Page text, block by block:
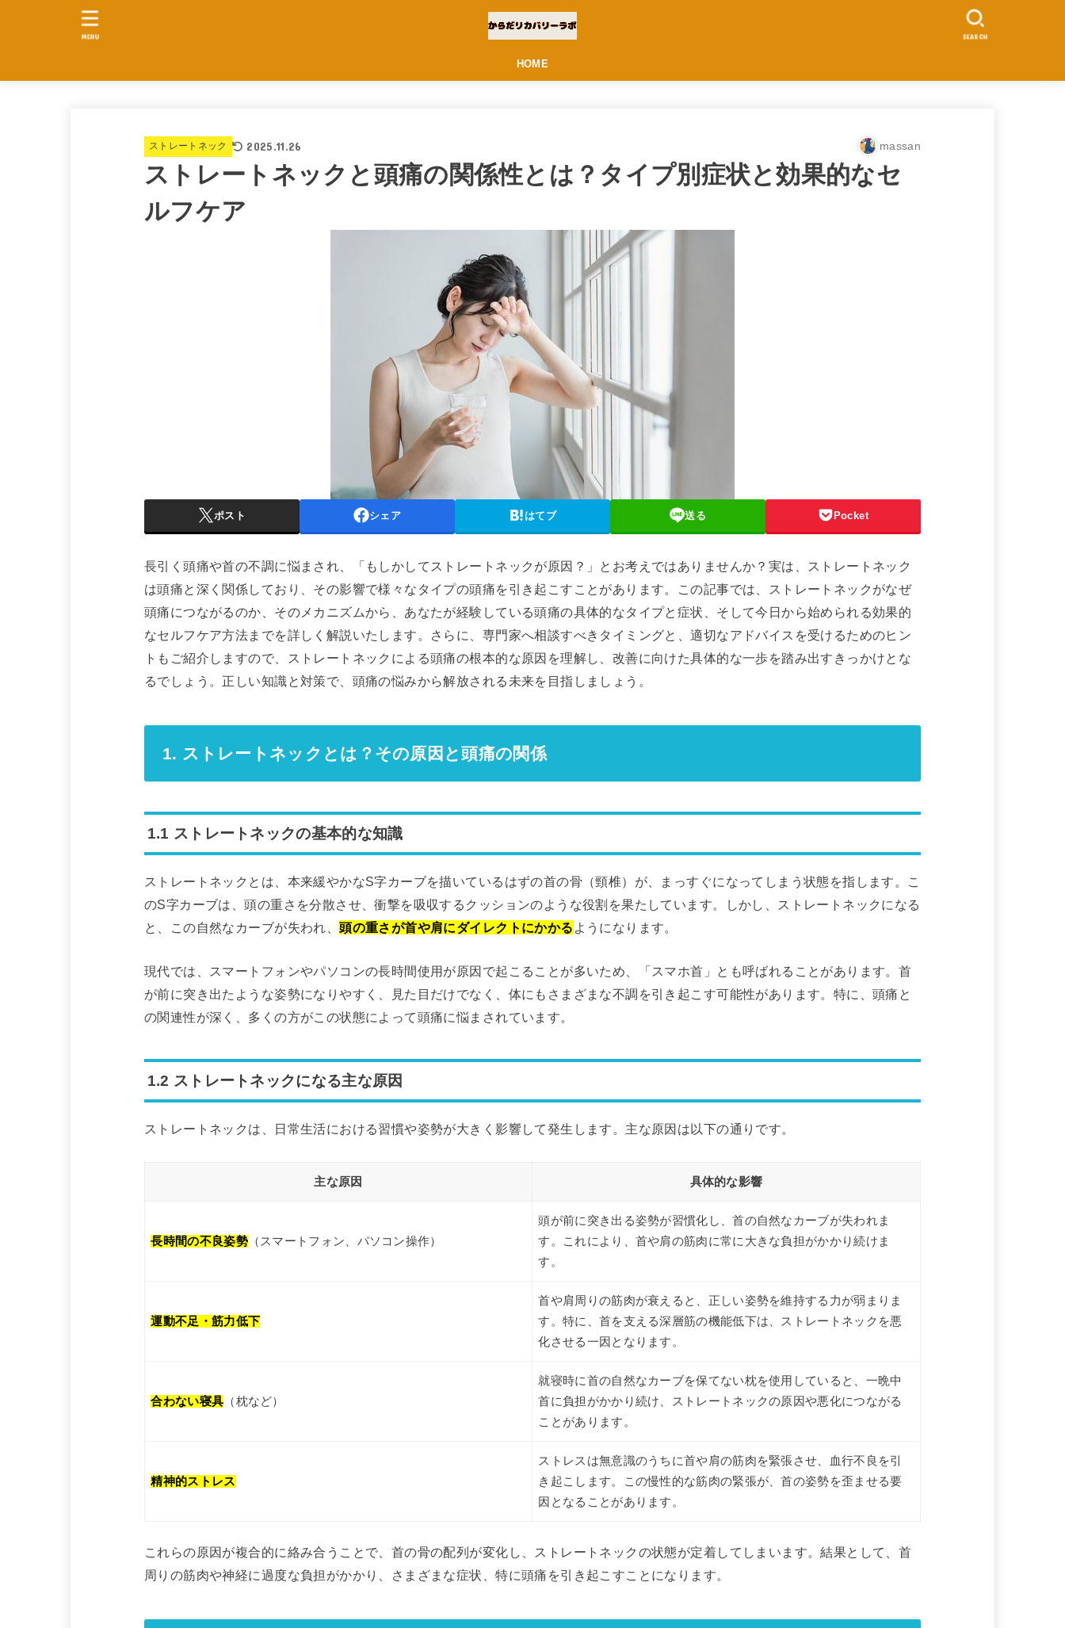
HOME
SEARCH
MENU
ストレートネック 2025.11.26 massan
ストレートネックと頭痛の関係性とは？タイプ別症状と効果的なセ
ルフケア
ポスト シェア はてブ 送る Pocket
長引く頭痛や首の不調に悩まされ、「もしかしてストレートネックが原因？」とお考えではありませんか？実は、ストレートネック
は頭痛と深く関係しており、その影響で様々なタイプの頭痛を引き起こすことがあります。この記事では、ストレートネックがなぜ
頭痛につながるのか、そのメカニズムから、あなたが経験している頭痛の具体的なタイプと症状、そして今日から始められる効果的
なセルフケア方法までを詳しく解説いたします。さらに、専門家へ相談すべきタイミングと、適切なアドバイスを受けるためのヒン
トもご紹介しますので、ストレートネックによる頭痛の根本的な原因を理解し、改善に向けた具体的な一歩を踏み出すきっかけとな
るでしょう。正しい知識と対策で、頭痛の悩みから解放される未来を目指しましょう。
1. ストレートネックとは？その原因と頭痛の関係
1.1 ストレートネックの基本的な知識
ストレートネックとは、本来緩やかなS字カーブを描いているはずの首の骨（頸椎）が、まっすぐになってしまう状態を指します。こ
のS字カーブは、頭の重さを分散させ、衝撃を吸収するクッションのような役割を果たしています。しかし、ストレートネックになる
と、この自然なカーブが失われ、頭の重さが首や肩にダイレクトにかかる ようになります。
現代では、スマートフォンやパソコンの長時間使用が原因で起こることが多いため、「スマホ首」とも呼ばれることがあります。首
が前に突き出たような姿勢になりやすく、見た目だけでなく、体にもさまざまな不調を引き起こす可能性があります。特に、頭痛と
の関連性が深く、多くの方がこの状態によって頭痛に悩まされています。
1.2 ストレートネックになる主な原因
ストレートネックは、日常生活における習慣や姿勢が大きく影響して発生します。主な原因は以下の通りです。
主な原因 具体的な影響
長時間の不良姿勢（スマートフォン、パソコン操作）
頭が前に突き出る姿勢が習慣化し、首の自然なカーブが失われま
す。これにより、首や肩の筋肉に常に大きな負担がかかり続けま
す。
運動不足・筋力低下
首や肩周りの筋肉が衰えると、正しい姿勢を維持する力が弱まりま
す。特に、首を支える深層筋の機能低下は、ストレートネックを悪
化させる一因となります。
合わない寝具 （枕など）
就寝時に首の自然なカーブを保てない枕を使用していると、一晩中
首に負担がかかり続け、ストレートネックの原因や悪化につながる
ことがあります。
精神的ストレス
ストレスは無意識のうちに首や肩の筋肉を緊張させ、血行不良を引
き起こします。この慢性的な筋肉の緊張が、首の姿勢を歪ませる要
因となることがあります。
これらの原因が複合的に絡み合うことで、首の骨の配列が変化し、ストレートネックの状態が定着してしまいます。結果として、首
周りの筋肉や神経に過度な負担がかかり、さまざまな症状、特に頭痛を引き起こすことになります。